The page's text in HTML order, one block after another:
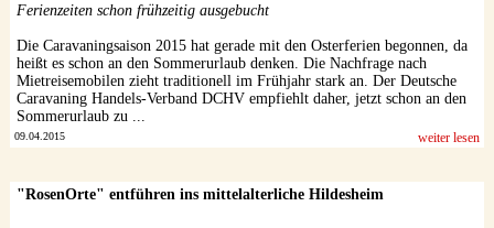
Ferienzeiten schon frühzeitig ausgebucht
Die Caravaningsaison 2015 hat gerade mit den Osterferien begonnen, da
heißt es schon an den Sommerurlaub denken. Die Nachfrage nach
Mietreisemobilen zieht traditionell im Frühjahr stark an. Der Deutsche
Caravaning Handels-Verband DCHV empfiehlt daher, jetzt schon an den
Sommerurlaub zu ...
09.04.2015 weiter lesen
"RosenOrte" entführen ins mittelalterliche Hildesheim